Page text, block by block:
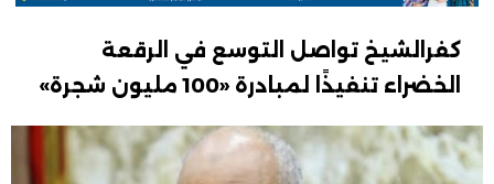
كفرالشيخ تواصل التوسع في الرقعة
الخضراء تنفيذًا لمبادرة «100 مليون شجرة»